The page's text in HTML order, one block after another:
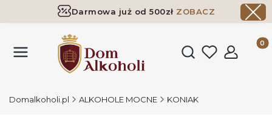
Darmowa już od 500zł ZOBACZ
Otwórz
Domalkoholi.pl ALKOHOLE MOCNE KONIAK